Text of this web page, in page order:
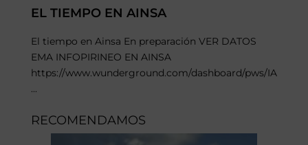
EL TIEMPO EN AINSA
El tiempo en Ainsa En preparación VER DATOS
EMA INFOPIRINEO EN AINSA
https://www.wunderground.com/dashboard/pws/
...
RECOMENDAMOS